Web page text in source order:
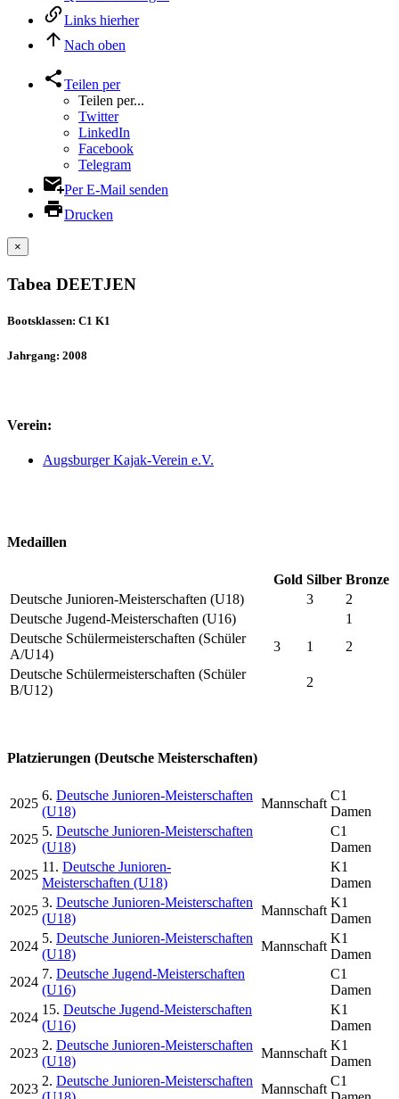
Links hierher
Nach oben
Teilen per
Teilen per...
Twitter
LinkedIn
Facebook
Telegram
Per E-Mail senden
Drucken
×
Tabea DEETJEN
Bootsklassen: C1 K1
Jahrgang: 2008
Verein:
Augsburger Kajak-Verein e.V.
Medaillen
Gold Silber Bronze
Deutsche Junioren-Meisterschaften (U18)
3
2
Deutsche Jugend-Meisterschaften (U16)
1
Deutsche Schülermeisterschaften (Schüler
A/U14)
3 1
2
Deutsche Schülermeisterschaften (Schüler
B/U12)
2
Platzierungen (Deutsche Meisterschaften)
2025
6. Deutsche Junioren-Meisterschaften
(U18)
Mannschaft
C1
Damen
2025
5. Deutsche Junioren-Meisterschaften
(U18)
C1
Damen
2025
11. Deutsche Junioren-
Meisterschaften (U18)
K1
Damen
2025
3. Deutsche Junioren-Meisterschaften
(U18)
Mannschaft
K1
Damen
2024
5. Deutsche Junioren-Meisterschaften
(U18)
Mannschaft
K1
Damen
2024
7. Deutsche Jugend-Meisterschaften
(U16)
C1
Damen
2024
15. Deutsche Jugend-Meisterschaften
(U16)
K1
Damen
2023
2. Deutsche Junioren-Meisterschaften
(U18)
Mannschaft
K1
Damen
2023
2. Deutsche Junioren-Meisterschaften
Mannschaft
C1